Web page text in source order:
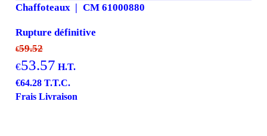
Chaffoteaux CM 61000880
Rupture définitive
€59.52
€53.57 H.T.
€64.28 T.T.C.
Frais Livraison